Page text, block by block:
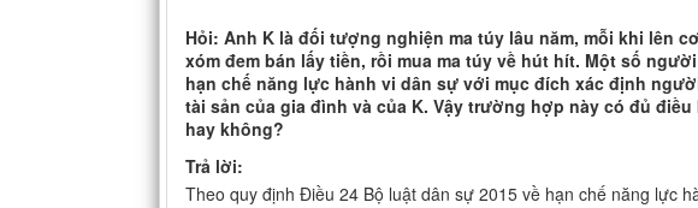
Hỏi: Anh K là đối tượng nghiện ma túy lâu năm, mỗi khi lên
xóm đem bán lấy tiền, rồi mua ma túy về hút hít. Một số
hạn chế năng lực hành vi dân sự với mục đích xác định
tài sản của gia đình và của K. Vậy trường hợp này có đủ
hay không?
Trả lời:
Theo quy định Điều 24 Bộ luật dân sự 2015 về hạn chế năng lực